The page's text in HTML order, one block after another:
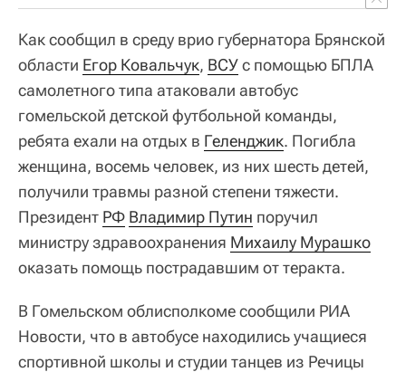
Как сообщил в среду врио губернатора Брянской
области Егор Ковальчук, ВСУс помощью БПЛА
самолетного типа атаковали автобус
гомельской детской футбольной команды,
ребята ехали на отдых в Геленджик. Погибла
женщина, восемь человек, из них шесть детей,
получили травмы разной степени тяжести.
Президент РФ Владимир Путин поручил
министру здравоохранения Михаилу Мурашко
оказать помощь пострадавшим от теракта.
В Гомельском облисполкоме сообщили РИА
Новости, что в автобусе находились учащиеся
спортивной школы и студии танцев из Речицы